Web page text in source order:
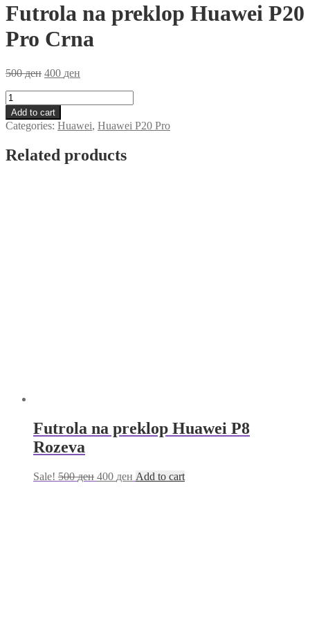
Futrola na preklop Huawei P20
Pro Crna
500ден 400 ден
Futrola
na
preklop
Huawei
Pro
Add to cart
Categories: Huawei, Huawei P20 Pro
Related products
Futrola na preklop Huawei P8
Rozeva
Sale! 500ден 400 ден Add to cart